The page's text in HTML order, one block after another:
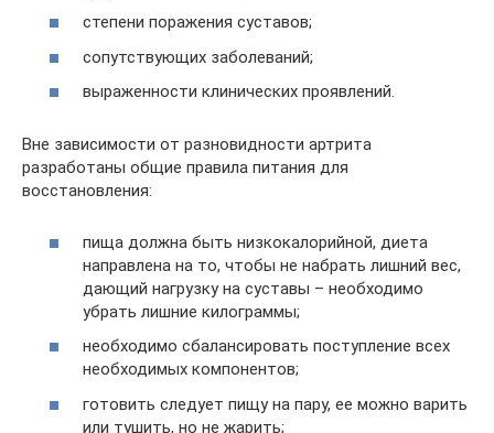
степени поражения суставов;
сопутствующих заболеваний;
выраженности клинических проявлений.
Вне зависимости от разновидности артрита
разработаны общие правила питания для
восстановления:
пища должна быть низкокалорийной, диета
направлена на то, чтобы не набрать лишний вес,
дающий нагрузку на суставы – необходимо
убрать лишние килограммы;
необходимо сбалансировать поступление всех
необходимых компонентов;
готовить следует пищу на пару, ее можно варить
или тушить, но не жарить;